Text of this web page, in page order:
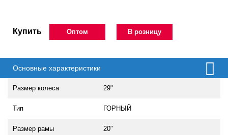
Купить Оптом В розницу
Основные характеристики
Размер колеса 29"
Тип ГОРНЫЙ
Размер рамы 20"